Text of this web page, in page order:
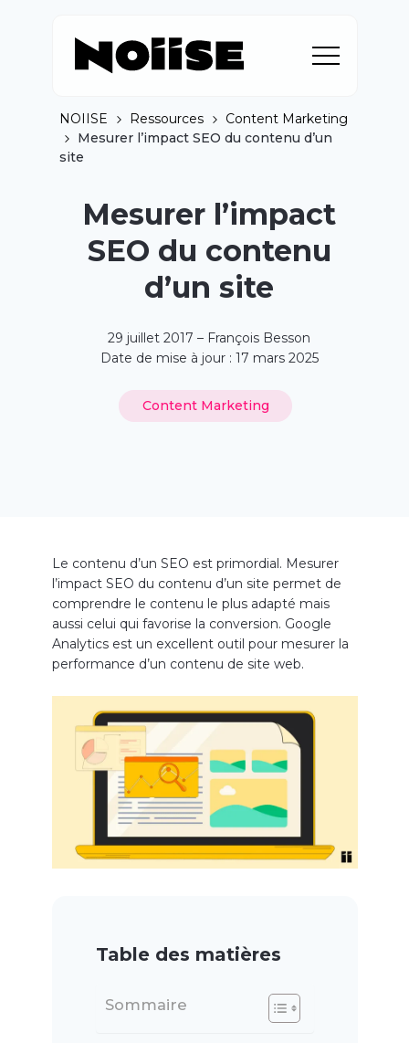
NOIISE Ressources
Content Marketing
Mesurer l’impact SEO du contenu d’un
site
Mesurer l’impact
SEO du contenu
d’un site
29 juillet 2017 – François Besson
Date de mise à jour : 17 mars 2025
Content Marketing
Le contenu d’un SEO est primordial. Mesurer
l’impact SEO du contenu d’un site permet de
comprendre le contenu le plus adapté mais
aussi celui qui favorise la conversion. Google
Analytics est un excellent outil pour mesurer la
performance d’un contenu de site web.
Table des matières
Sommaire